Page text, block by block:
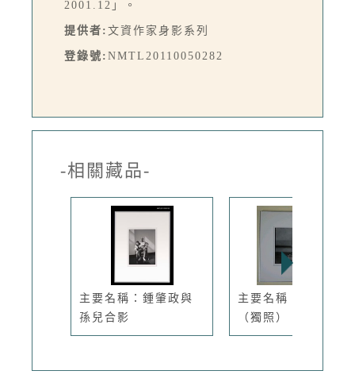
2001.12」。
提供者: 文資作家身影系列
登錄號: NMTL20110050282
-相關藏品-
主要名稱：鍾肇政與
孫兒合影
主要名稱：鄭清文
（獨照）